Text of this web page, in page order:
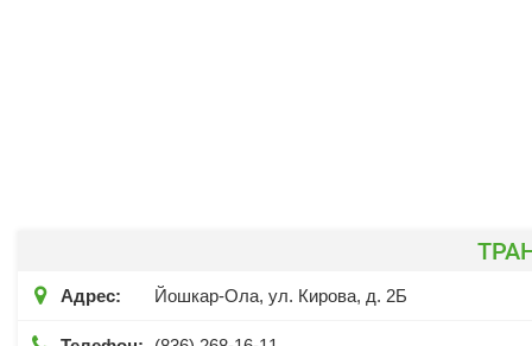
 Адрес: Йошкар-Ола, ул. Кирова, д. 2Б